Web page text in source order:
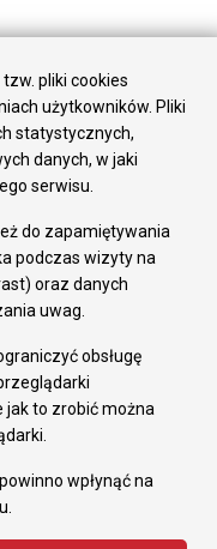
pliki cookies
użytkowników. Pliki
statystycznych,
danych, w jaki
serwisu.
do zapamiętywania
podczas wizyty na
oraz danych
uwag.
obsługę
to zrobić można
wpłynąć na